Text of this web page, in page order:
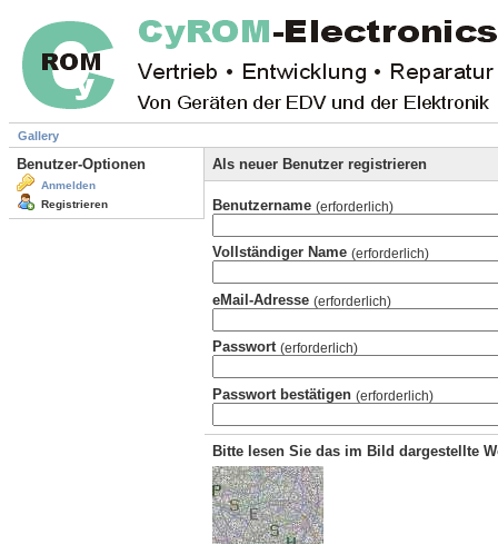
Gallery
Benutzer-Optionen
Anmelden
Registrieren
Als neuer Benutzer registrieren
Benutzername (erforderlich)
Vollständiger Name (erforderlich)
eMail-Adresse (erforderlich)
Passwort (erforderlich)
Passwort bestätigen (erforderlich)
Bitte lesen Sie das im Bild dargestellte